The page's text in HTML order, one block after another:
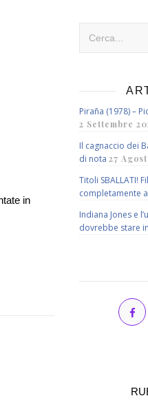
in
Piraña (1978) –
2 Settembre
Il cagnaccio dei
di nota 27
Titoli SBALLATI!
completamente
Indiana Jones e
dovrebbe stare